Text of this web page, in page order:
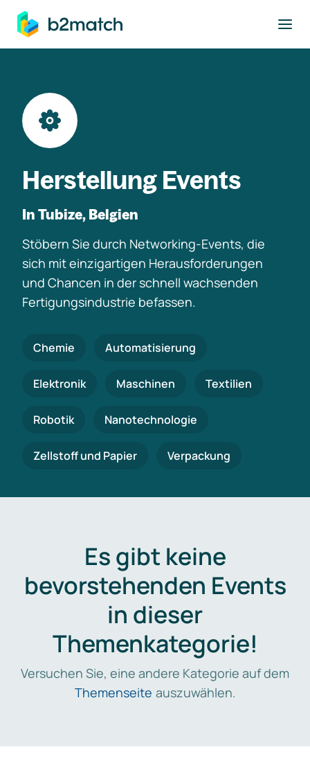
springen
Herstellung Events
In Tubize, Belgien
Stöbern Sie durch Networking-Events, die
sich mit einzigartigen Herausforderungen
und Chancen in der schnell wachsenden
Fertigungsindustrie befassen.
Chemie Automatisierung
Elektronik Maschinen Textilien
Robotik Nanotechnologie
Zellstoff und Papier Verpackung
Es gibt keine
bevorstehenden Events
in dieser
Themenkategorie!
Versuchen Sie, eine andere Kategorie auf dem
Themenseite auszuwählen.